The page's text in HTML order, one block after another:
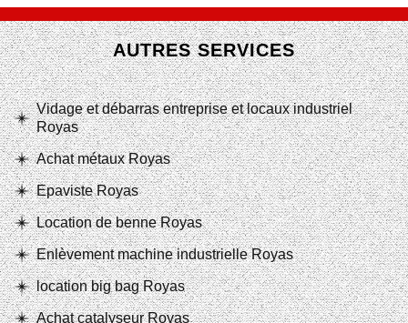
AUTRES SERVICES
Vidage et débarras entreprise et locaux industriel
Royas
Achat métaux Royas
Epaviste Royas
Location de benne Royas
Enlèvement machine industrielle Royas
location big bag Royas
Achat catalyseur Royas